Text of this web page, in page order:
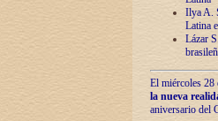
Ilya A.
Latina
Lázar
El miércoles 28
la nueva
aniversario del